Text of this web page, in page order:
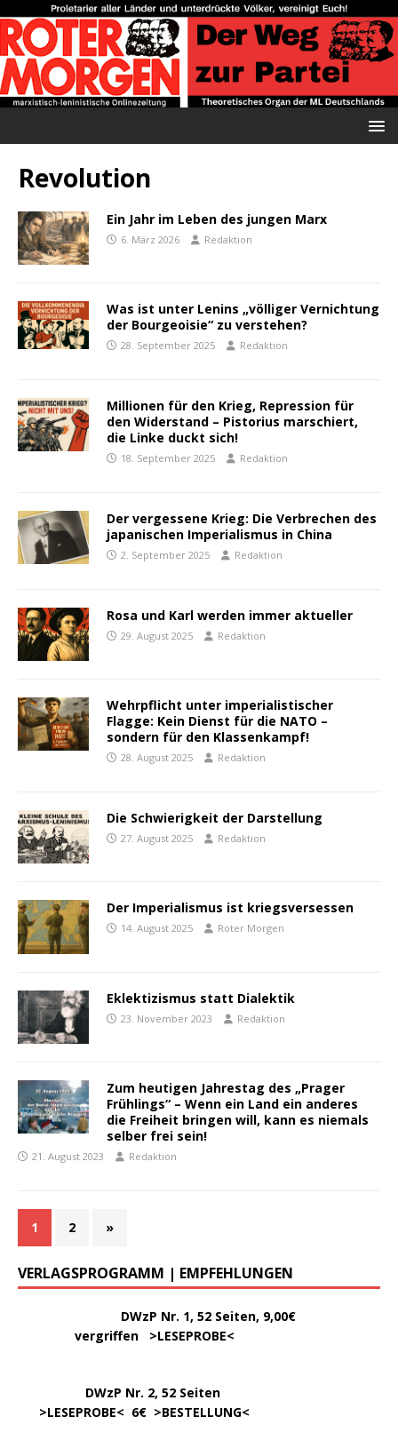
Revolution
Ein Jahr im Leben des jungen Marx
6. März 2026 Redaktion
Was ist unter Lenins „völliger Vernichtung
der Bourgeoisie“ zu verstehen?
28. September 2025 Redaktion
Millionen für den Krieg, Repression für
den Widerstand – Pistorius marschiert,
die Linke duckt sich!
18. September 2025 Redaktion
Der vergessene Krieg: Die Verbrechen des
japanischen Imperialismus in China
2. September 2025 Redaktion
Rosa und Karl werden immer aktueller
29. August 2025 Redaktion
Wehrpflicht unter imperialistischer
Flagge: Kein Dienst für die NATO –
sondern für den Klassenkampf!
28. August 2025 Redaktion
Die Schwierigkeit der Darstellung
27. August 2025 Redaktion
Der Imperialismus ist kriegsversessen
14. August 2025 Roter Morgen
Eklektizismus statt Dialektik
23. November 2023 Redaktion
Zum heutigen Jahrestag des „Prager
Frühlings“ – Wenn ein Land ein anderes
die Freiheit bringen will, kann es niemals
selber frei sein!
21. August 2023 Redaktion
1 2 »
VERLAGSPROGRAMM | EMPFEHLUNGEN
DWzP Nr. 1, 52 Seiten, 9,00€
vergriffen >LESEPROBE<
DWzP Nr. 2, 52 Seiten
>LESEPROBE< 6€ >BESTELLUNG<